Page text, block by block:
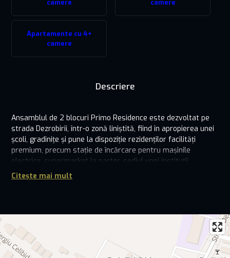
camere
camere
Apartamente cu 4+
camere
Descriere
Ansamblul de 2 blocuri Primo Residence este dezvoltat pe
strada Dezrobirii, într-o zonă liniștită, fiind în apropierea unei
școli, gradinițe și pune la dispoziție rezidenților facilități
premium, precum stație de încărcare pentru mașinile
electrice, supermarket la parter, sediul unei instituții
bancare, loc de joacă pentru copii și spații verzi.
școli, gradinițe și pune la dispoziție rezidenților facilități
electrice, supermarket la parter, sediul unei instituții
bancare, loc de joacă pentru copii și spații verzi.
Citește mai mult